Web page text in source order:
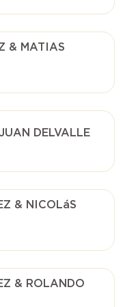
& MATIAS
DELVALLE
& NICOLáS
& ROLANDO